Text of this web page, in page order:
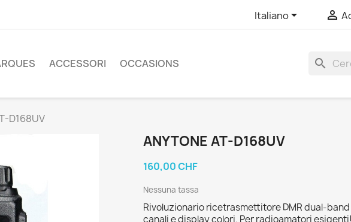
Italiano 
ACCESSORI OCCASIONS search
D168UV
ANYTONE AT-D168UV
160,00 CHF
Nessuna tassa
Rivoluzionario ricetrasmettitore DMR dual-
canali e display colori. Per radioamatori esigenti!